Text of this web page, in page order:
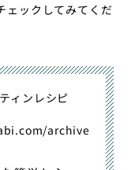
ェックしてみてくだ
ィンレシピ
archive